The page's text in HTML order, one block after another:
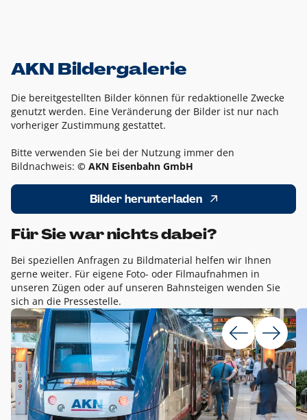
AKN Bildergalerie
Die bereitgestellten Bilder können für redaktionelle Zwecke
genutzt werden. Eine Veränderung der Bilder ist nur nach
vorheriger Zustimmung gestattet.
Bitte verwenden Sie bei der Nutzung immer den
Bildnachweis: © AKN Eisenbahn GmbH
Bilder herunterladen
Für Sie war nichts dabei?
Bei speziellen Anfragen zu Bildmaterial helfen wir Ihnen
gerne weiter. Für eigene Foto- oder Filmaufnahmen in
unseren Zügen oder auf unseren Bahnsteigen wenden Sie
sich an die Pressestelle.